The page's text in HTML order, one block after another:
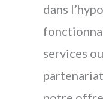
dans
services